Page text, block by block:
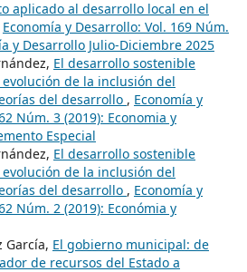
aplicado al desarrollo local en el
Economía y Desarrollo: Vol. 169 Núm.
y Desarrollo Julio-Diciembre 2025
El desarrollo sostenible
de la inclusión del
del desarrollo , Economía y
Núm. 3 (2019): Economia y
Especial
El desarrollo sostenible
de la inclusión del
del desarrollo , Economía y
Núm. 2 (2019): Económia y
García, El gobierno municipal: de
de recursos del Estado a